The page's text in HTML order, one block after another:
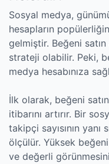
Sosyal medya,
hesapların
gelmiştir. Beğeni
strateji olabilir. Peki,
medya hesabınıza
İlk olarak, beğeni
itibarını artırır. Bir
takipçi sayısının yanı
ölçülür. Yüksek beğeni
ve değerli